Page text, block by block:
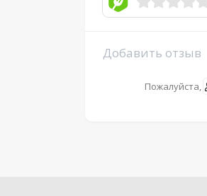
Добавить отзыв
Пожалуйста,